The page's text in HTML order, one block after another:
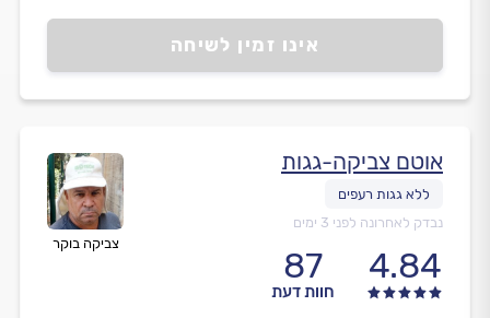
אינו זמין לשיחה
צביקה בוקר
אוטם צביקה-גגות
נבדק לאחרונה לפני 3 ימים
4.84
87
חוות דעת